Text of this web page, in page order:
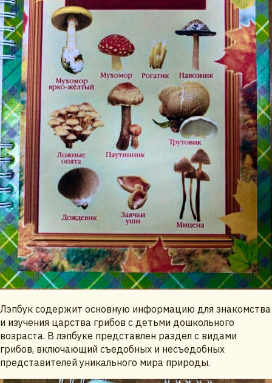
Лэпбук содержит основную информацию для знакомства
и изучения царства грибов с детьми дошкольного
возраста. В лэпбуке представлен раздел с видами
грибов, включающий съедобных и несъедобных
представителей уникального мира природы.